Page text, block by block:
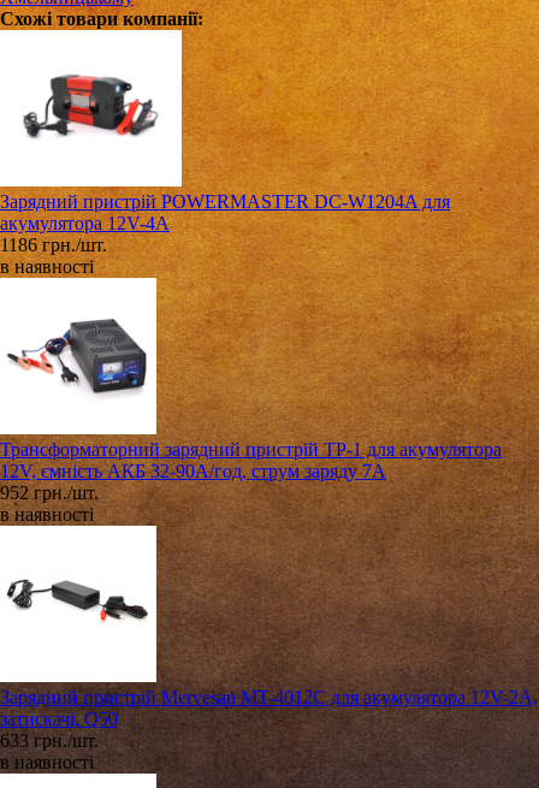
Схожі товари компанії:
Зарядний пристрій POWERMASTER DC-W1204A для
акумулятора 12V-4A
1186 грн./шт.
в наявності
Трансформаторний зарядний пристрій ТР-1 для акумулятора
12V, ємність АКБ 32-90А/год, струм заряду 7A
952 грн./шт.
в наявності
Зарядний пристрій Mervesan MT-4012C для акумулятора 12V-2A,
затискачі, Q50
633 грн./шт.
в наявності